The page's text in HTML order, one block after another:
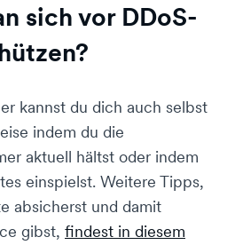
sich vor DDoS-
kannst du dich auch selbst
indem du die
aktuell hältst oder indem
einspielst. Weitere Tipps,
absicherst und damit
gibst, findest in diesem